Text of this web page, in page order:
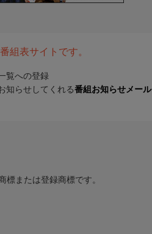
組表サイトです。
覧への登録
知らせしてくれる番組お知らせメール
標または登録商標です。